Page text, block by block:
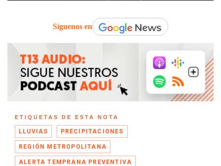
Síguenos en
ETIQUETAS DE ESTA NOTA
LLUVIAS PRECIPITACIONES
REGIÓN METROPOLITANA
ALERTA TEMPRANA PREVENTIVA